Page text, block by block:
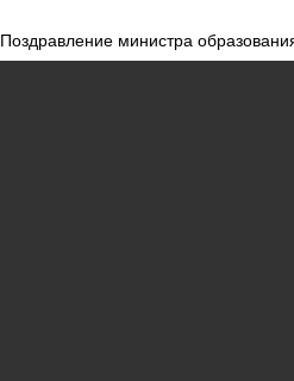
Поздравление министра